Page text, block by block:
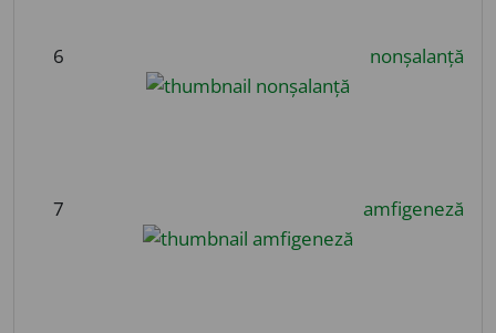
6 nonșalanță
7 amfigeneză